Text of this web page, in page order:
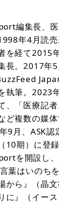
関係が認めら
人、組織を誹
る内容を含む
著作権などを
業や団体、商
な目的とする
した情報や誤
場合
、法令に反し
を書き込んだ
ドレス、他サ
合
編集長、
年4月読
を経て2015
長。2017年
執筆。2023
、「医療記
ど複数の媒
9月、ASK認
10期）に登
を開設し
葉はいのち
から』（晶
に』（イー